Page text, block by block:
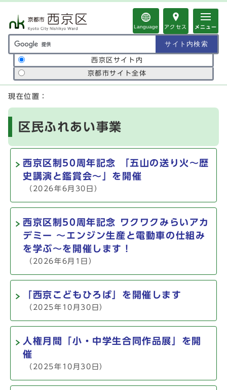
Language アクセス メニュー
サイト内検索の範囲
西京区サイト内
京都市サイト全体
ここから本文です
現在位置：
区民ふれあい事業
西京区制50周年記念 「五山の送り火～歴
史講演と鑑賞会～」を開催
（2026年6月30日）
西京区制50周年記念 ワクワクみらいアカ
デミー ～エンジン生産と電動車の仕組み
を学ぶ～を開催します！
（2026年6月1日）
「西京こどもひろば」を開催します
（2025年10月30日）
人権月間「小・中学生合同作品展」を開
催
（2025年10月30日）